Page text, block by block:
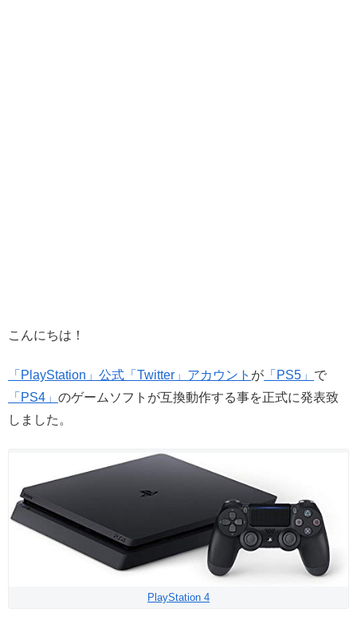
こんにちは！
「PlayStation」公式「Twitter」アカウント が 「PS5」 で
「PS4」 のゲームソフトが互換動作する事を正式に発表致
しました。
PlayStation 4